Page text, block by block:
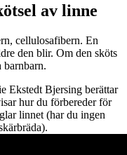
av linne
cellulosafibern. En
den blir. Om den sköts
barnbarn.
Ekstedt Bjersing berättar
hur du förbereder för
linnet (har du ingen